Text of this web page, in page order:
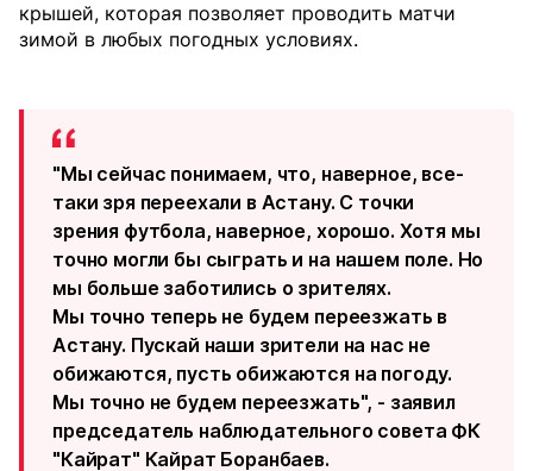
крышей, которая позволяет проводить матчи
зимой в любых погодных условиях.
"Мы сейчас понимаем, что, наверное, все-
таки зря переехали в Астану. С точки
зрения футбола, наверное, хорошо. Хотя мы
точно могли бы сыграть и на нашем поле. Но
мы больше заботились о зрителях.
Мы точно теперь не будем переезжать в
Астану. Пускай наши зрители на нас не
обижаются, пусть обижаются на погоду.
Мы точно не будем переезжать", - заявил
председатель наблюдательного совета ФК
"Кайрат" Кайрат Боранбаев.